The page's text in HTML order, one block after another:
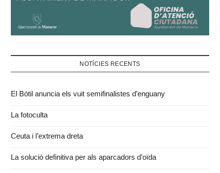
NOTÍCIES RECENTS
El Bòtil anuncia els vuit semifinalistes d’enguany
La fotoculta
Ceuta i l’extrema dreta
La solució definitiva per als aparcadors d’oïda